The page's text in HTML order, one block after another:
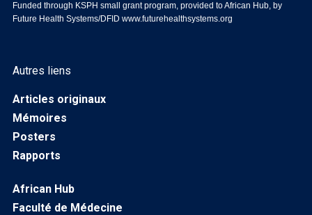
Funded through KSPH small grant program, provided to African Hub, by
Future Health Systems/DFID www.futurehealthsystems.org
Autres liens
Articles originaux
Mémoires
Posters
Rapports
African Hub
Faculté de Médecine